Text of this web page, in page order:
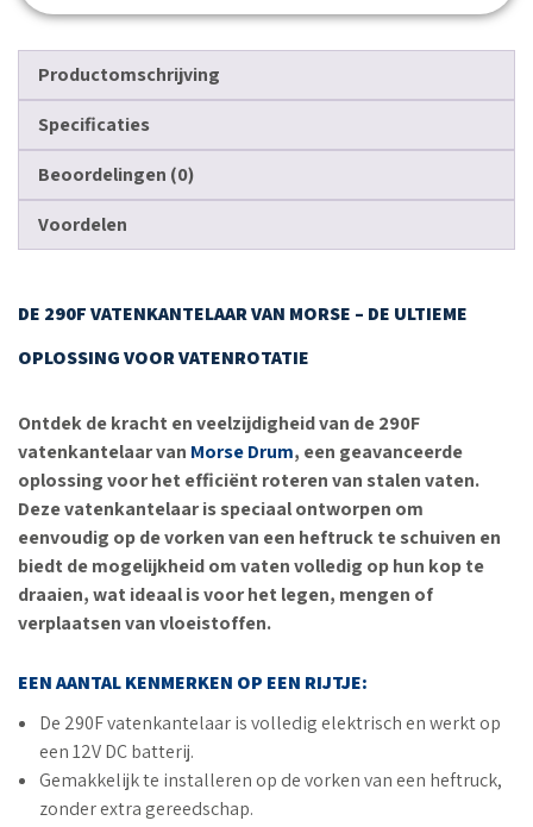
Productomschrijving
Specificaties
Beoordelingen (0)
Voordelen
DE 290F VATENKANTELAAR VAN MORSE – DE ULTIEME
OPLOSSING VOOR VATENROTATIE
Ontdek de kracht en veelzijdigheid van de 290F
vatenkantelaar van Morse Drum, een geavanceerde
oplossing voor het efficiënt roteren van stalen vaten.
Deze vatenkantelaar is speciaal ontworpen om
eenvoudig op de vorken van een heftruck te schuiven en
biedt de mogelijkheid om vaten volledig op hun kop te
draaien, wat ideaal is voor het legen, mengen of
verplaatsen van vloeistoffen.
EEN AANTAL KENMERKEN OP EEN RIJTJE:
De 290F vatenkantelaar is volledig elektrisch en werkt op
een 12V DC batterij.
Gemakkelijk te installeren op de vorken van een heftruck,
zonder extra gereedschap.